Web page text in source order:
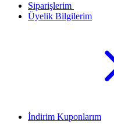
Siparişlerim
Üyelik Bilgilerim
İndirim Kuponlarım